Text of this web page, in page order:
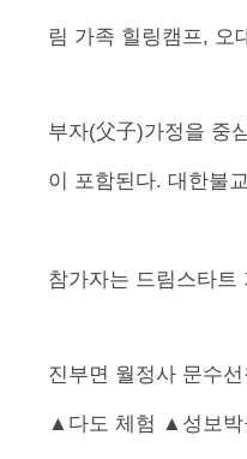
림 가족 힐링캠프, 오
부자(父子)가정을 중
이 포함된다. 대한불
참가자는 드림스타트
진부면 월정사 문수
▲다도 체험 ▲성보박